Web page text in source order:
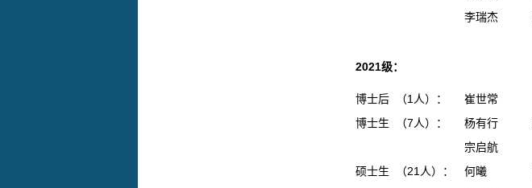
李瑞杰
2021级：
博士后 （1人）：
崔世常
博士生 （7人）：
杨有行
宗启航
硕士生 （21人）：
何曦